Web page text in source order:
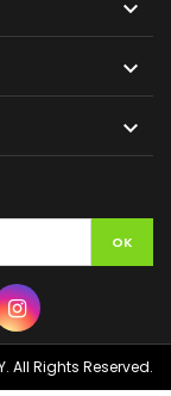



All Rights Reserved.